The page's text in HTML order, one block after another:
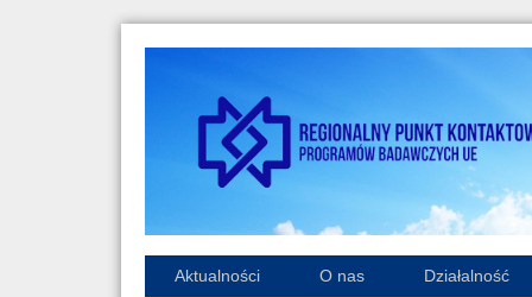
Aktualności O nas Działalność